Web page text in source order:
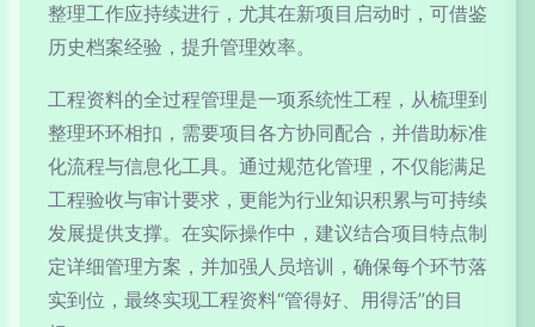
整理工作应持续进行，尤其在新项目启动时，可借鉴
历史档案经验，提升管理效率。
工程资料的全过程管理是一项系统性工程，从梳理到
整理环环相扣，需要项目各方协同配合，并借助标准
化流程与信息化工具。通过规范化管理，不仅能满足
工程验收与审计要求，更能为行业知识积累与可持续
发展提供支撑。在实际操作中，建议结合项目特点制
定详细管理方案，并加强人员培训，确保每个环节落
实到位，最终实现工程资料“管得好、用得活”的目